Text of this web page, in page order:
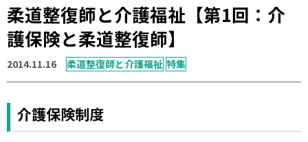
国家試験対策
学会・セミナー情報
運営元
柔道整復師と介護福祉【第1回：介
護保険と柔道整復師】
2014.11.16 柔道整復師と介護福祉 特集
介護保険制度